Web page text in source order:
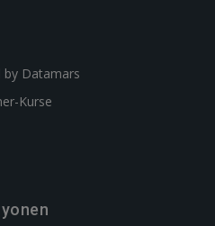
by Datamars
Kurse